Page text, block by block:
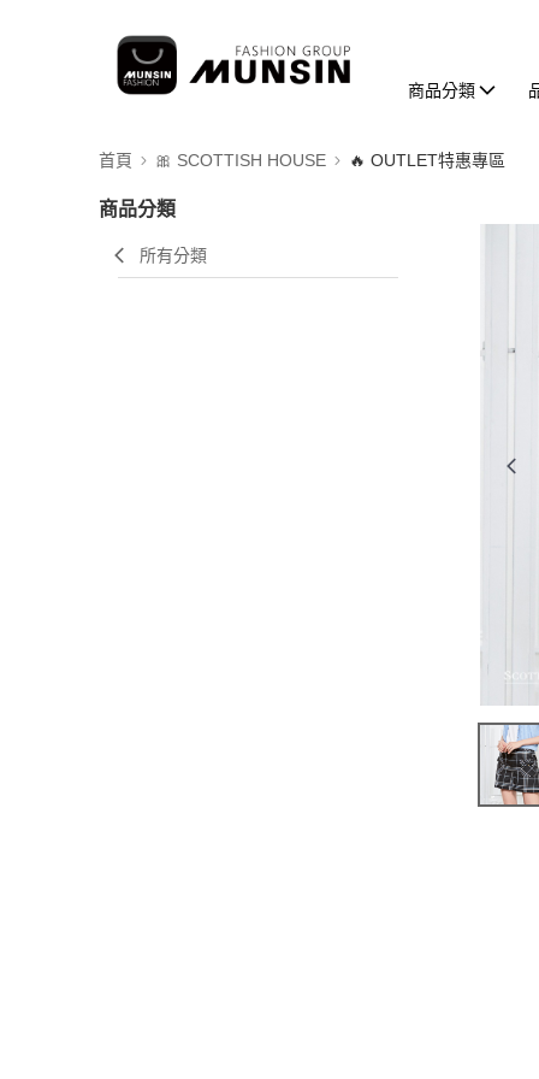
商品分類
首頁 🎀 SCOTTISH HOUSE 🔥 OUTLET特惠專區
商品分類
所有分類